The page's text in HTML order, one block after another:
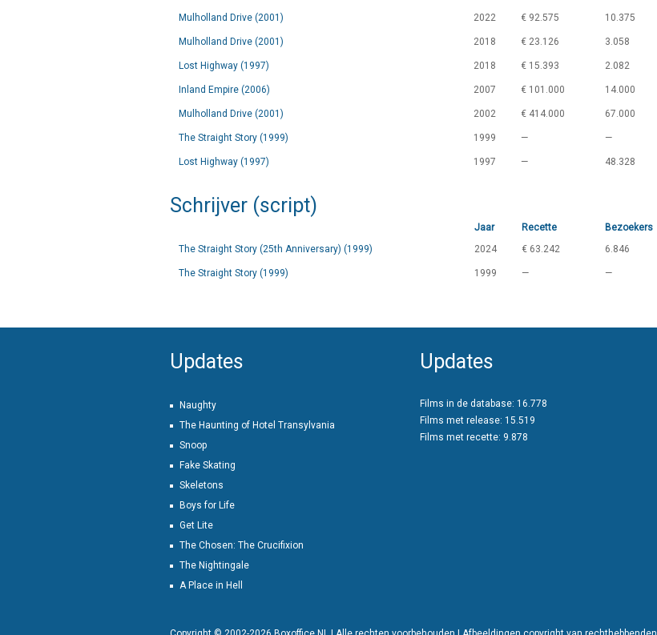
Mulholland Drive (2001) 2022 € 92.575 10.375
Mulholland Drive (2001) 2018 € 23.126 3.058
Lost Highway (1997) 2018 € 15.393 2.082
Inland Empire (2006) 2007 € 101.000 14.000
Mulholland Drive (2001) 2002 € 414.000 67.000
The Straight Story (1999) 1999 — —
Lost Highway (1997) 1997 — 48.328
Schrijver (script)
Jaar Recette
Bezoekers
The Straight Story (25th Anniversary) (1999)
2024 € 63.242 6.846
The Straight Story (1999) 1999 — —
Updates
Naughty
The Haunting of Hotel Transylvania
Snoop
Fake Skating
Skeletons
Boys for Life
Get Lite
The Chosen: The Crucifixion
The Nightingale
A Place in Hell
Updates
Films in de database: 16.778
Films met release: 15.519
Films met recette: 9.878